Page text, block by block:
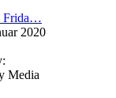
Frida…
2020
Media